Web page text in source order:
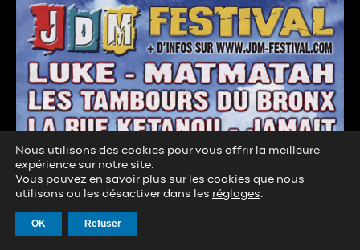
Nous utilisons des cookies pour vous offrir la meilleure
expérience sur notre site.
Vous pouvez en savoir plus sur les cookies que nous
utilisons ou les désactiver dans les réglages.
OK Refuser